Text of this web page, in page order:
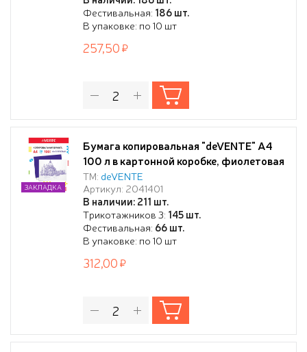
Фестивальная: 186 шт.
В упаковке: по 10 шт
257,50
Бумага копировальная "deVENTE" A4
100 л в картонной коробке, фиолетовая
ТМ: deVENTE
Артикул: 2041401
В наличии: 211 шт.
Трикотажников 3: 145 шт.
Фестивальная: 66 шт.
В упаковке: по 10 шт
ЗАКЛАДКА
312,00